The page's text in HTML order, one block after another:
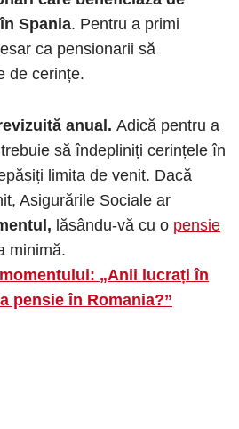
în Spania. Pentru a primi
ca pensionarii să
de cerințe.
anual. Adică pentru a
să îndepliniți cerințele în
limita de venit. Dacă
Asigurările Sociale ar
lăsându-vă cu o pensie
minimă.
„Anii lucrați în
pensie în Romania?”